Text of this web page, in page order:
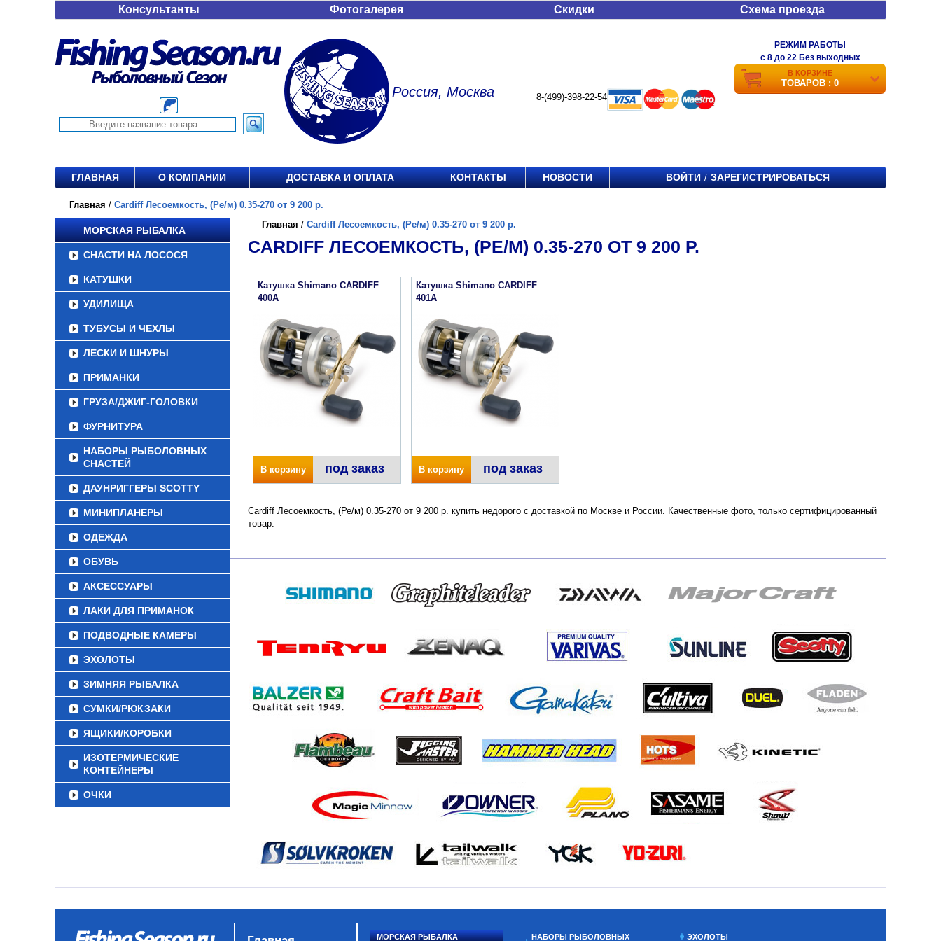
Консультанты Фотогалерея Скидки Схема проезда
Россия, Москва 8-(499)-398-22-54
РЕЖИМ РАБОТЫ
c 8 до 22 Без выходных
В КОРЗИНЕ
ТОВАРОВ : 0
ГЛАВНАЯ О КОМПАНИИ ДОСТАВКА И ОПЛАТА КОНТАКТЫ НОВОСТИ ВОЙТИ / ЗАРЕГИСТРИРОВАТЬСЯ
Главная / Cardiff Лесоемкость, (Ре/м) 0.35-270 от 9 200 р.
МОРСКАЯ РЫБАЛКА
СНАСТИ НА ЛОСОСЯ
КАТУШКИ
УДИЛИЩА
ТУБУСЫ И ЧЕХЛЫ
ЛЕСКИ И ШНУРЫ
ПРИМАНКИ
ГРУЗА/ДЖИГ-ГОЛОВКИ
ФУРНИТУРА
НАБОРЫ РЫБОЛОВНЫХ
СНАСТЕЙ
ДАУНРИГГЕРЫ SCOTTY
МИНИПЛАНЕРЫ
ОДЕЖДА
ОБУВЬ
АКСЕССУАРЫ
ЛАКИ ДЛЯ ПРИМАНОК
ПОДВОДНЫЕ КАМЕРЫ
ЭХОЛОТЫ
ЗИМНЯЯ РЫБАЛКА
СУМКИ/РЮКЗАКИ
ЯЩИКИ/КОРОБКИ
ИЗОТЕРМИЧЕСКИЕ
КОНТЕЙНЕРЫ
ОЧКИ
Главная / Cardiff Лесоемкость, (Ре/м) 0.35-270 от 9 200 р.
CARDIFF ЛЕСОЕМКОСТЬ, (РЕ/М) 0.35-270 ОТ 9 200 Р.
Катушка Shimano CARDIFF
400A
В корзину под заказ
Катушка Shimano CARDIFF
401A
В корзину под заказ
Cardiff Лесоемкость, (Ре/м) 0.35-270 от 9 200 р. купить недорого с доставкой по Москве и России. Качественные фото, только сертифицированный
товар.
МОРСКАЯ РЫБАЛКА НАБОРЫ РЫБОЛОВНЫХ ЭХОЛОТЫ